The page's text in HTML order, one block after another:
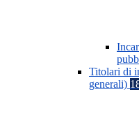
Titolari di
generali)